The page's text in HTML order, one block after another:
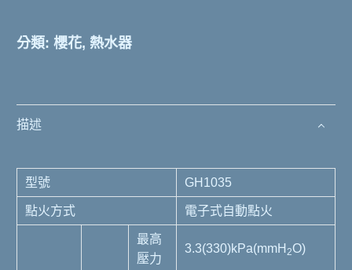
分類: 櫻花, 熱水器
描述
型號 GH1035
點火方式 電子式自動點火
最高
壓力
3.3(330)kPa(mmH 2O)